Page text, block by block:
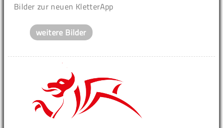
Bilder zur neuen KletterApp
weitere Bilder